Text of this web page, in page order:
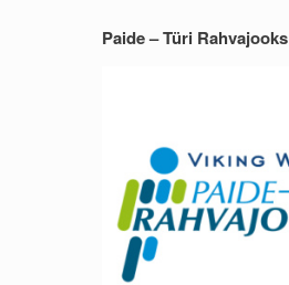
Paide – Türi Rahvajooks